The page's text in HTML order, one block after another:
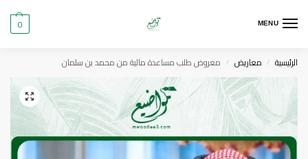
MENU
0
الرئيسية / معاريض / معروض طلب مساعدة مالية من محمد بن سلمان